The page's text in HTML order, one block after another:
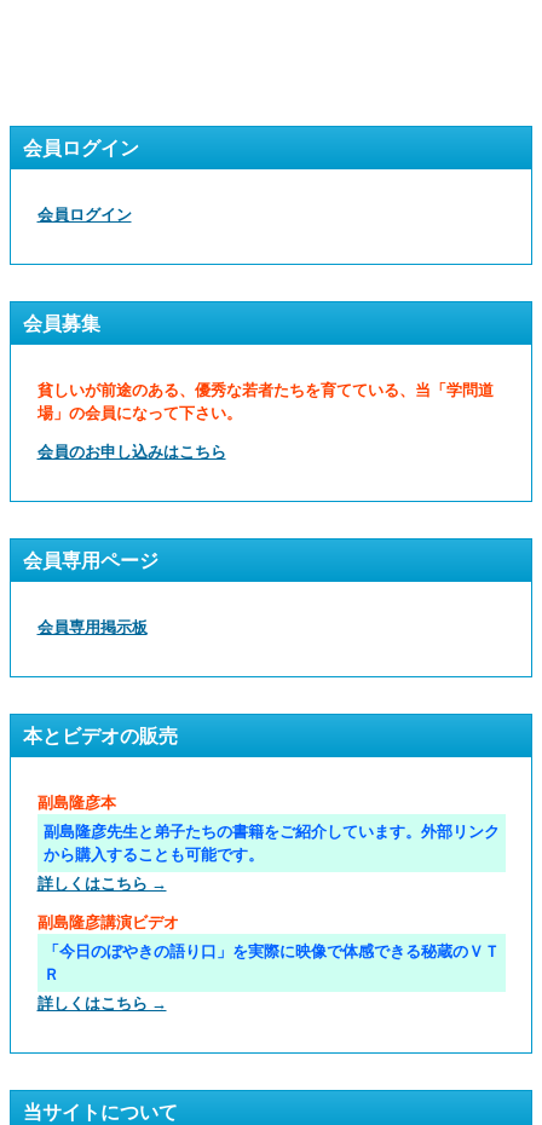
会員ログイン
会員ログイン
会員募集
貧しいが前途のある、優秀な若者たちを育てている、当「学問道
場」の会員になって下さい。
会員のお申し込みはこちら
会員専用ページ
会員専用掲示板
本とビデオの販売
副島隆彦本
副島隆彦先生と弟子たちの書籍をご紹介しています。外部リンク
から購入することも可能です。
詳しくはこちら →
副島隆彦講演ビデオ
「今日のぼやきの語り口」を実際に映像で体感できる秘蔵のＶＴ
Ｒ
詳しくはこちら →
当サイトについて